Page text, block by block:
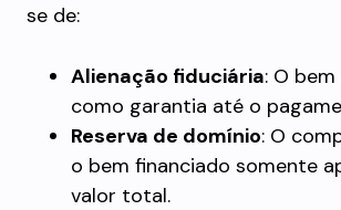
se de:
Alienação fiduciária: O
como garantia até o
Reserva de domínio: O
o bem financiado somente
valor total.